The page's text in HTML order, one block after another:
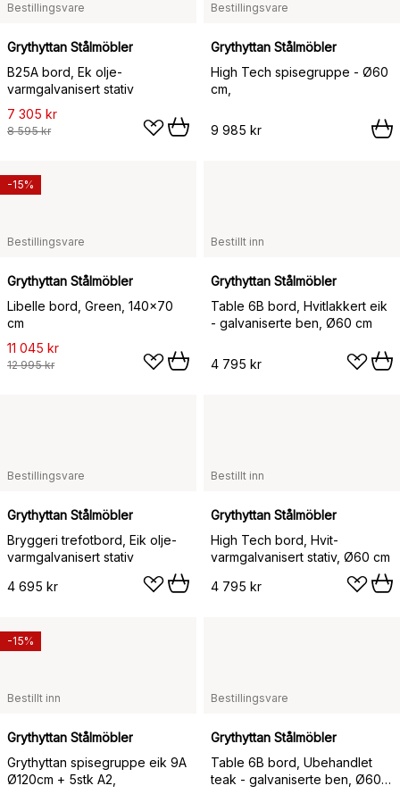
Bestillingsvare
Grythyttan Stålmöbler
B25A bord, Ek olje-
varmgalvanisert stativ
7 305 kr
8 595 kr
Bestillingsvare
Grythyttan Stålmöbler
High Tech spisegruppe - Ø60
cm,
9 985 kr
Bestillingsvare
Grythyttan Stålmöbler
Libelle bord, Green, 140x70
cm
11 045 kr
12 995 kr
-15%
Bestillt inn
Grythyttan Stålmöbler
Table 6B bord, Hvitlakkert eik
- galvaniserte ben, Ø60 cm
4 795 kr
Bestillingsvare
Grythyttan Stålmöbler
Bryggeri trefotbord, Eik olje-
varmgalvanisert stativ
4 695 kr
Bestillt inn
Grythyttan Stålmöbler
High Tech bord, Hvit-
varmgalvanisert stativ, Ø60 cm
4 795 kr
Bestillt inn
Grythyttan Stålmöbler
Grythyttan spisegruppe eik 9A
Ø120cm + 5stk A2,
-15%
Bestillingsvare
Grythyttan Stålmöbler
Table 6B bord, Ubehandlet
teak - galvaniserte ben, Ø60